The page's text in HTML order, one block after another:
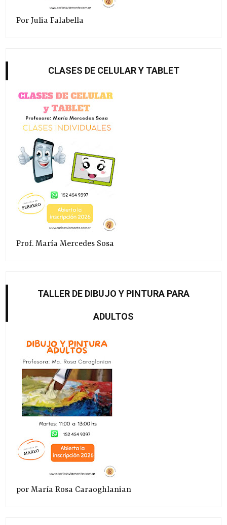
Por Julia Falabella
CLASES DE CELULAR Y TABLET
Prof. María Mercedes Sosa
TALLER DE DIBUJO Y PINTURA PARA
ADULTOS
por María Rosa Caraoghlanian